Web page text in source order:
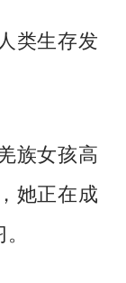
类生存发
族女孩高
她正在成